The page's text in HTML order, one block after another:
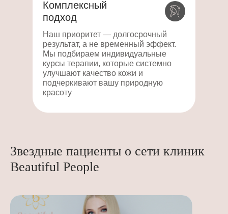
Комплексный
подход
Наш приоритет — долгосрочный
результат, а не временный эффект.
Мы подбираем индивидуальные
курсы терапии, которые системно
улучшают качество кожи и
подчеркивают вашу природную
красоту
Звездные пациенты о сети клиник
Beautiful People